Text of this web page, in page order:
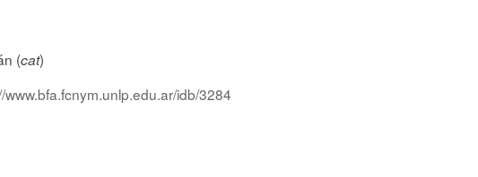
(cat)
www.bfa.fcnym.unlp.edu.ar/idb/3284